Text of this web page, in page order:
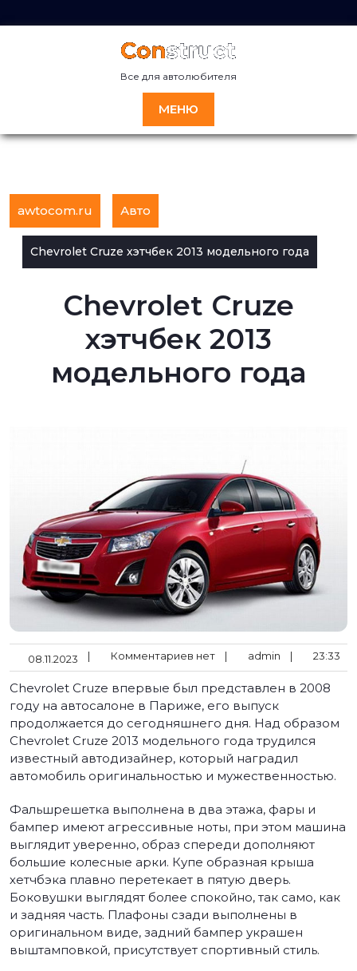
к
Все для автолюбителя
МЕНЮ
awtocom.ru Авто
Chevrolet Cruze хэтчбек 2013 модельного года
Chevrolet Cruze
хэтчбек 2013
модельного года
08.11.2023 | Комментариев нет | admin | 23:33
Chevrolet Cruze впервые был представлен в 2008
году на автосалоне в Париже, его выпуск
продолжается до сегодняшнего дня. Над образом
Chevrolet Cruze 2013 модельного года трудился
известный автодизайнер, который наградил
автомобиль оригинальностью и мужественностью.
Фальшрешетка выполнена в два этажа, фары и
бампер имеют агрессивные ноты, при этом машина
выглядит уверенно, образ спереди дополняют
большие колесные арки. Купе образная крыша
хетчбэка плавно перетекает в пятую дверь.
Боковушки выглядят более спокойно, так само, как
и задняя часть. Плафоны сзади выполнены в
оригинальном виде, задний бампер украшен
выштамповкой, присутствует спортивный стиль.